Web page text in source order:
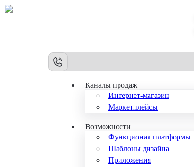
Каналы продаж
Интернет-магазин
Маркетплейсы
Возможности
Функционал платформы
Шаблоны дизайна
Приложения